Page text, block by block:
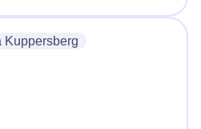
Kuppersberg